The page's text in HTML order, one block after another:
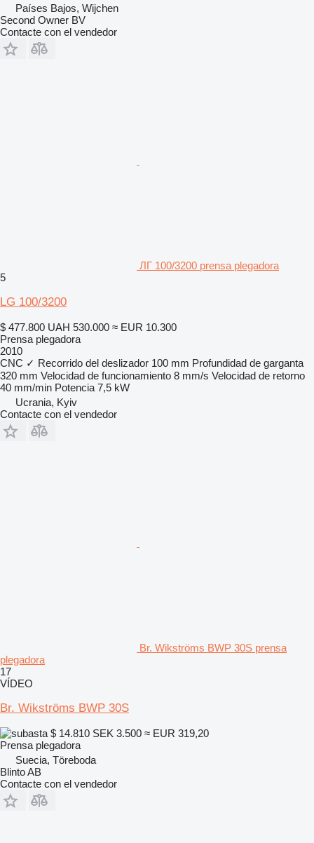
Países Bajos, Wijchen
Second Owner BV
Contacte con el vendedor
ЛГ 100/3200 prensa plegadora
5
LG 100/3200
$ 477.800 UAH 530.000 ≈ EUR 10.300
Prensa plegadora
2010
CNC ✓ Recorrido del deslizador 100 mm Profundidad de garganta
320 mm Velocidad de funcionamiento 8 mm/s Velocidad de retorno
40 mm/min Potencia 7,5 kW
Ucrania, Kyiv
Contacte con el vendedor
Br. Wikströms BWP 30S prensa
plegadora
17
VÍDEO
Br. Wikströms BWP 30S
$ 14.810 SEK 3.500 ≈ EUR 319,20
Prensa plegadora
Suecia, Töreboda
Blinto AB
Contacte con el vendedor